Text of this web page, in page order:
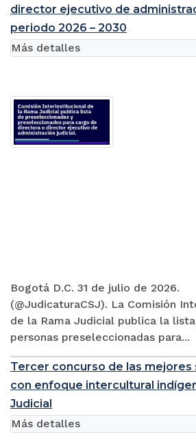
director ejecutivo de
periodo 2026 – 2030
Bogotá D.C. 31 de julio de 2026.
(@JudicaturaCSJ). La Comisión
de la Rama Judicial publica la
personas preseleccionadas para...
Más detalles
Tercer concurso de las mejores
con enfoque intercultural
Judicial
Más detalles